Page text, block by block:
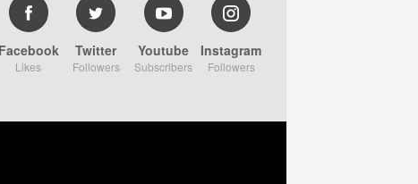
Facebook
Likes
Twitter
Followers
Youtube
Subscribers
Instagram
Followers